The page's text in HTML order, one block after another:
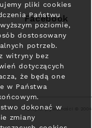
Facebook
Polityka prywatności ©
pliki cookies
Państwu
poziomie,
dostosowany
potrzeb.
witryny bez
dotyczących
że będą one
w Państwa
dokonać w
zmiany